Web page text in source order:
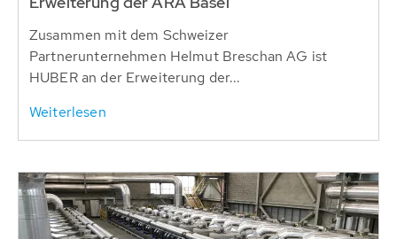
Zusammen mit dem Schweizer
Partnerunternehmen Helmut Breschan AG ist
HUBER an der Erweiterung der...
Weiterlesen